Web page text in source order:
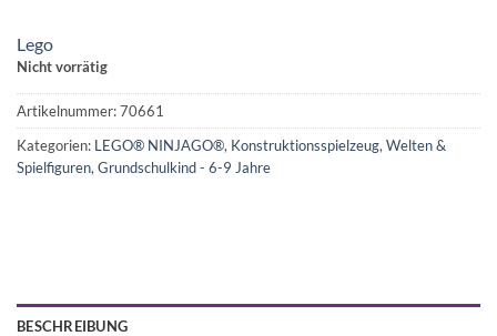
Lego
Nicht vorrätig
Artikelnummer:70661
Kategorien: LEGO® NINJAGO®, Konstruktionsspielzeug, Welten &
Spielfiguren, Grundschulkind - 6-9 Jahre
BESCHREIBUNG